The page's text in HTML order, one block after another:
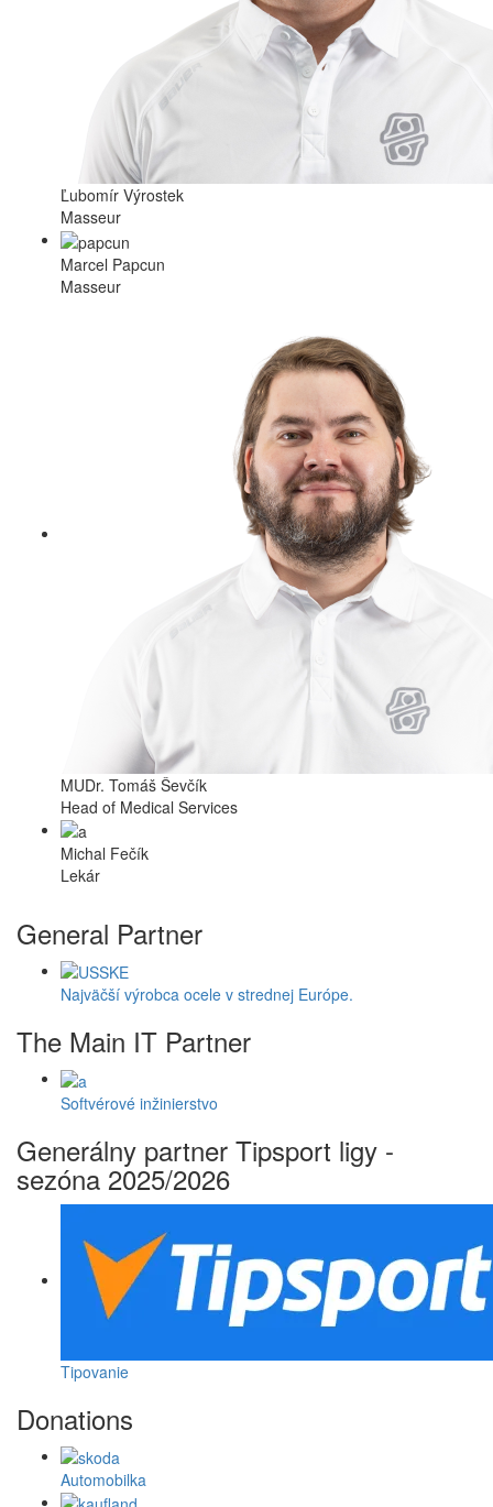
Ľubomír Výrostek
Masseur
Marcel Papcun
Masseur
MUDr. Tomáš Ševčík
Head of Medical Services
Michal Fečík
Lekár
General Partner
Najväčší výrobca ocele v strednej Európe.
The Main IT Partner
Softvérové inžinierstvo
Generálny partner Tipsport ligy -
sezóna 2025/2026
Tipovanie
Donations
Automobilka